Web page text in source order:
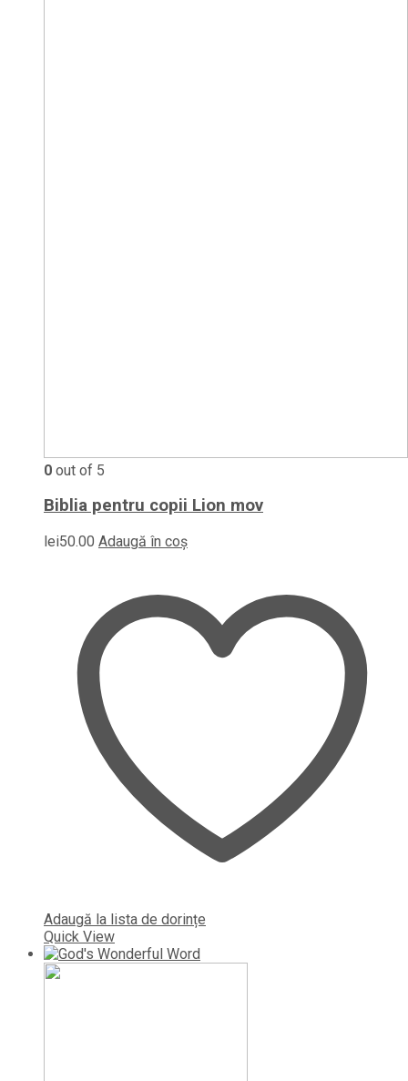
0 out of 5
Biblia pentru copii Lion mov
lei50.00 Adaugă în coș
Adaugă la lista de dorințe
Quick View